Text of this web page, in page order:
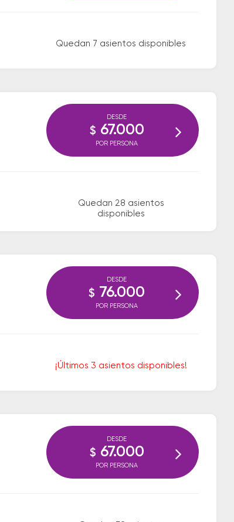
Quedan 7 asientos disponibles
Quedan 28 asientos
disponibles
DESDE
$ 67.000
POR PERSONA
¡Últimos 3 asientos disponibles!
DESDE
$ 76.000
POR PERSONA
DESDE
$ 67.000
POR PERSONA